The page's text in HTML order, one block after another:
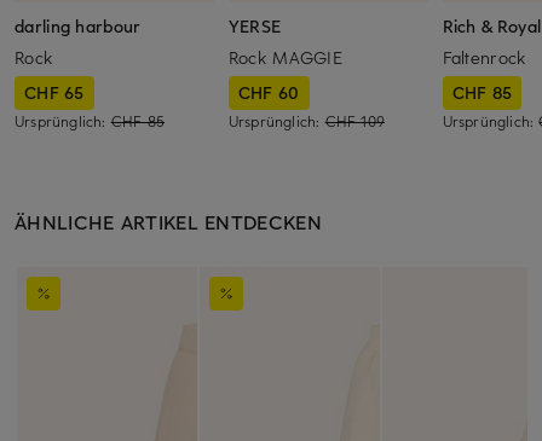
darling harbour
Rock
CHF 65
Ursprünglich: CHF 85
YERSE
Rock MAGGIE
CHF 60
Ursprünglich:CHF 109
Rich & Royal
Faltenrock
CHF 85
Ursprünglich:
ÄHNLICHE ARTIKEL ENTDECKEN